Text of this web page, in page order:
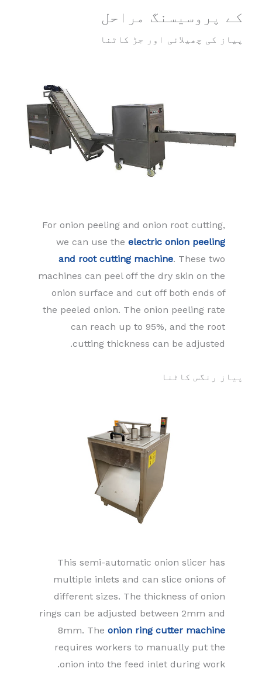
کے پروسیسنگ مراحل
پیاز کی چھیلائی اور جڑ کاٹنا
For onion peeling and onion root cutting,
we can use theelectric onion peeling
and root cutting machine. These two
machines can peel off the dry skin on the
onion surface and cut off both ends of
the peeled onion. The onion peeling rate
can reach up to 95%, and the root
cutting thickness can be adjusted.
پیاز رنگس کاٹنا
This semi-automatic onion slicer has
multiple inlets and can slice onions of
different sizes. The thickness of onion
rings can be adjusted between 2mm and
8mm. Theonion ring cutter machine
requires workers to manually put the
onion into the feed inlet during work.